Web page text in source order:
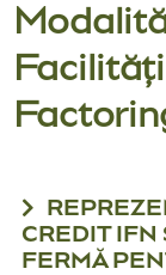
CREDIT IFN
FERMĂ